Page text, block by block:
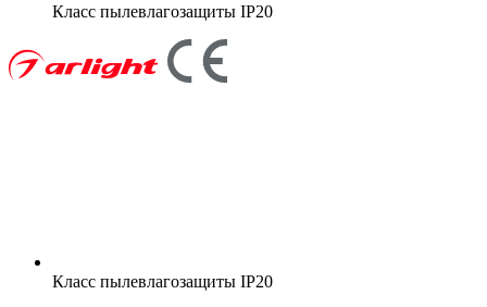
Класс пылевлагозащиты IP20
Класс пылевлагозащиты IP20